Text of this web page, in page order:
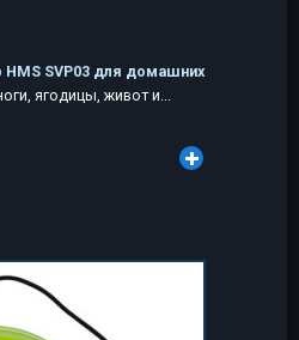
SVP03 для домашних
ягодицы, живот и...